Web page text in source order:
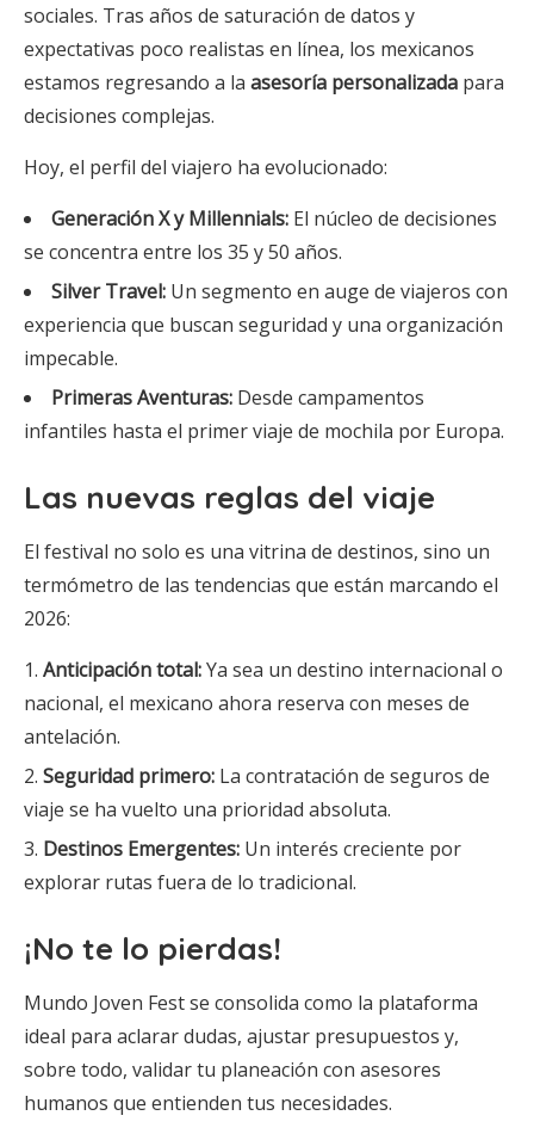
sociales. Tras años de saturación de datos y
expectativas poco realistas en línea, los mexicanos
estamos regresando a la asesoría personalizada para
decisiones complejas.
Hoy, el perfil del viajero ha evolucionado:
Generación X y Millennials: El núcleo de decisiones
se concentra entre los 35 y 50 años.
Silver Travel: Un segmento en auge de viajeros con
experiencia que buscan seguridad y una organización
impecable.
Primeras Aventuras: Desde campamentos
infantiles hasta el primer viaje de mochila por Europa.
Las nuevas reglas del viaje
El festival no solo es una vitrina de destinos, sino un
termómetro de las tendencias que están marcando el
2026:
Anticipación total:Ya sea un destino internacional o
nacional, el mexicano ahora reserva con meses de
antelación.
Seguridad primero: La contratación de seguros de
viaje se ha vuelto una prioridad absoluta.
Destinos Emergentes: Un interés creciente por
explorar rutas fuera de lo tradicional.
¡No te lo pierdas!
Mundo Joven Fest se consolida como la plataforma
ideal para aclarar dudas, ajustar presupuestos y,
sobre todo, validar tu planeación con asesores
humanos que entienden tus necesidades.